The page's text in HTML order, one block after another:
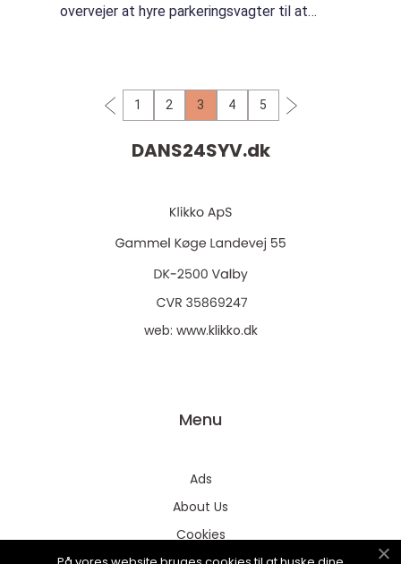
overvejer at hyre parkeringsvagter til at
1 2 3 4 5
DANS24SYV.dk
web: www.klikko.dk
Menu
Ads
About Us
Cookies